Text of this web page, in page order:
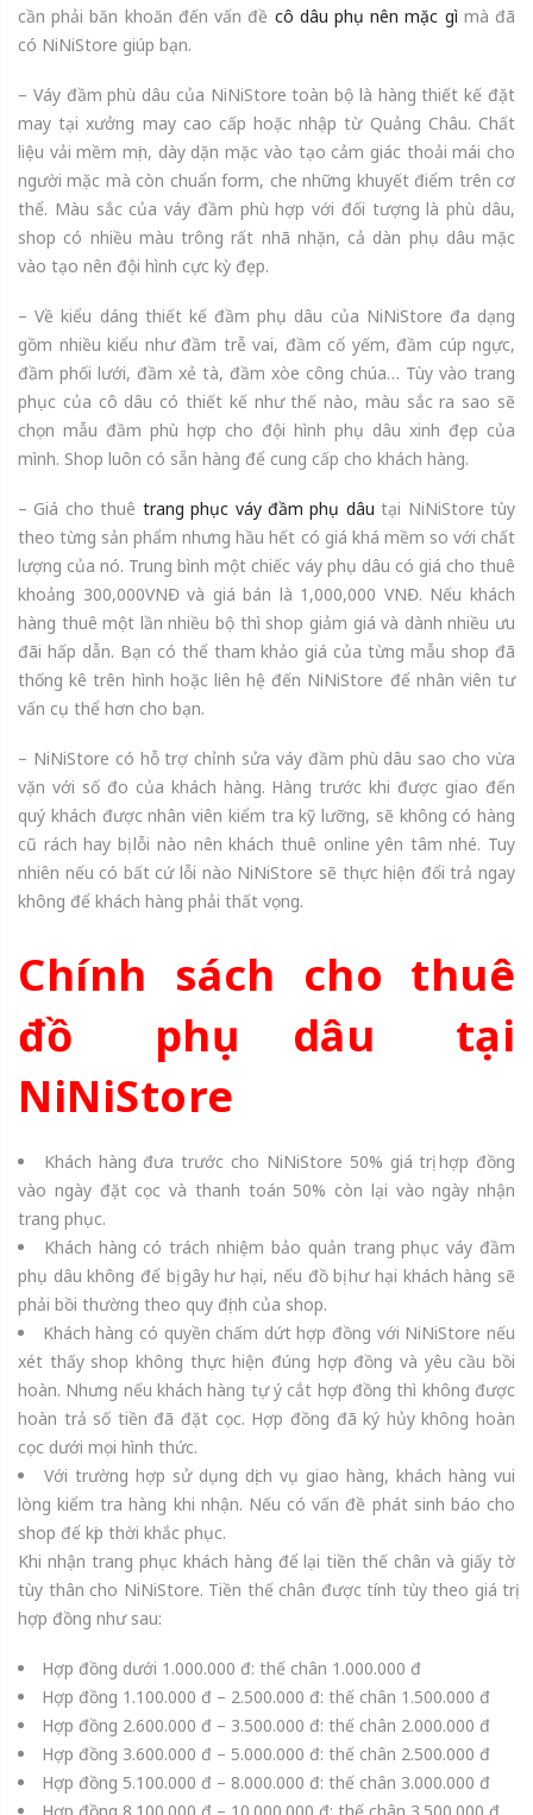
cần phải băn khoăn đến vấn đề cô dâu phụ nên mặc gìmà đã
có NiNiStore giúp bạn.
– Váy đầm phù dâu của NiNiStore toàn bộ là hàng thiết kế đặt
may tại xưởng may cao cấp hoặc nhập từ Quảng Châu. Chất
liệu vải mềm mịn, dày dặn mặc vào tạo cảm giác thoải mái cho
người mặc mà còn chuẩn form, che những khuyết điểm trên cơ
thể. Màu sắc của váy đầm phù hợp với đối tượng là phù dâu,
shop có nhiều màu trông rất nhã nhặn, cả dàn phụ dâu mặc
vào tạo nên đội hình cực kỳ đẹp.
– Về kiểu dáng thiết kế đầm phụ dâu của NiNiStore đa dạng
gồm nhiều kiểu như đầm trễ vai, đầm cổ yếm, đầm cúp ngực,
đầm phối lưới, đầm xẻ tà, đầm xòe công chúa… Tùy vào trang
phục của cô dâu có thiết kế như thế nào, màu sắc ra sao sẽ
chọn mẫu đầm phù hợp cho đội hình phụ dâu xinh đẹp của
mình. Shop luôn có sẵn hàng để cung cấp cho khách hàng.
– Giá cho thuê trang phục váy đầm phụ dâu tại NiNiStore tùy
theo từng sản phẩm nhưng hầu hết có giá khá mềm so với chất
lượng của nó. Trung bình một chiếc váy phụ dâu có giá cho thuê
khoảng 300,000VNĐ và giá bán là 1,000,000 VNĐ. Nếu khách
hàng thuê một lần nhiều bộ thì shop giảm giá và dành nhiều ưu
đãi hấp dẫn. Bạn có thể tham khảo giá của từng mẫu shop đã
thống kê trên hình hoặc liên hệ đến NiNiStore để nhân viên tư
vấn cụ thể hơn cho bạn.
– NiNiStore có hỗ trợ chỉnh sửa váy đầm phù dâu sao cho vừa
vặn với số đo của khách hàng. Hàng trước khi được giao đến
quý khách được nhân viên kiểm tra kỹ lưỡng, sẽ không có hàng
cũ rách hay bị lỗi nào nên khách thuê online yên tâm nhé. Tuy
nhiên nếu có bất cứ lỗi nào NiNiStore sẽ thực hiện đổi trả ngay
không để khách hàng phải thất vọng.
Chính sách cho thuê
đồ phụ dâu tại
NiNiStore
Khách hàng đưa trước cho NiNiStore 50% giá trị hợp đồng
vào ngày đặt cọc và thanh toán 50% còn lại vào ngày nhận
trang phục.
Khách hàng có trách nhiệm bảo quản trang phục váy đầm
phụ dâu không để bị gây hư hại, nếu đồ bị hư hại khách hàng sẽ
phải bồi thường theo quy định của shop.
Khách hàng có quyền chấm dứt hợp đồng với NiNiStore nếu
xét thấy shop không thực hiện đúng hợp đồng và yêu cầu bồi
hoàn. Nhưng nếu khách hàng tự ý cắt hợp đồng thì không được
hoàn trả số tiền đã đặt cọc. Hợp đồng đã ký hủy không hoàn
cọc dưới mọi hình thức.
Với trường hợp sử dụng dịch vụ giao hàng, khách hàng vui
lòng kiểm tra hàng khi nhận. Nếu có vấn đề phát sinh báo cho
shop để kịp thời khắc phục.
Khi nhận trang phục khách hàng để lại tiền thế chân và giấy tờ
tùy thân cho NiNiStore. Tiền thế chân được tính tùy theo giá trị
hợp đồng như sau:
Hợp đồng dưới 1.000.000 đ: thế chân 1.000.000 đ
Hợp đồng 1.100.000 đ – 2.500.000 đ: thế chân 1.500.000 đ
Hợp đồng 2.600.000 đ – 3.500.000 đ: thế chân 2.000.000 đ
Hợp đồng 3.600.000 đ – 5.000.000 đ: thế chân 2.500.000 đ
Hợp đồng 5.100.000 đ – 8.000.000 đ: thế chân 3.000.000 đ